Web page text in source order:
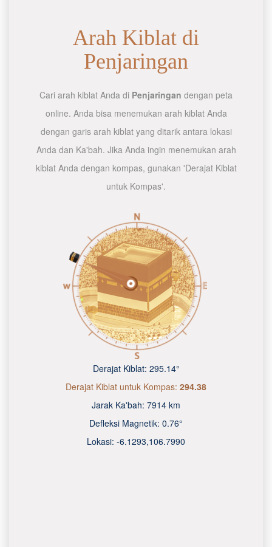
Arah Kiblat di
Penjaringan
Cari arah kiblat Anda di Penjaringan dengan peta
online. Anda bisa menemukan arah kiblat Anda
dengan garis arah kiblat yang ditarik antara lokasi
Anda dan Ka'bah. Jika Anda ingin menemukan arah
kiblat Anda dengan kompas, gunakan 'Derajat Kiblat
untuk Kompas'.
Derajat Kiblat: 295.14°
Derajat Kiblat untuk Kompas: 294.38
Jarak Ka'bah: 7914 km
Defleksi Magnetik: 0.76°
Lokasi: -6.1293,106.7990